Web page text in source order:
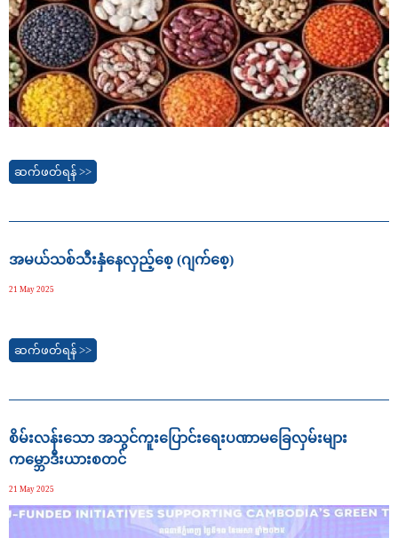
ဆက်ဖတ်ရန် >>
အမယ်သစ်သီးနှံနေလှည့်စေ့ (ဂျက်စေ့)
21 May 2025
ဆက်ဖတ်ရန် >>
စိမ်းလန်းသော အသွင်ကူးပြောင်းရေးပဏာမခြေလှမ်းများ
ကမ္ဘောဒီးယားစတင်
21 May 2025